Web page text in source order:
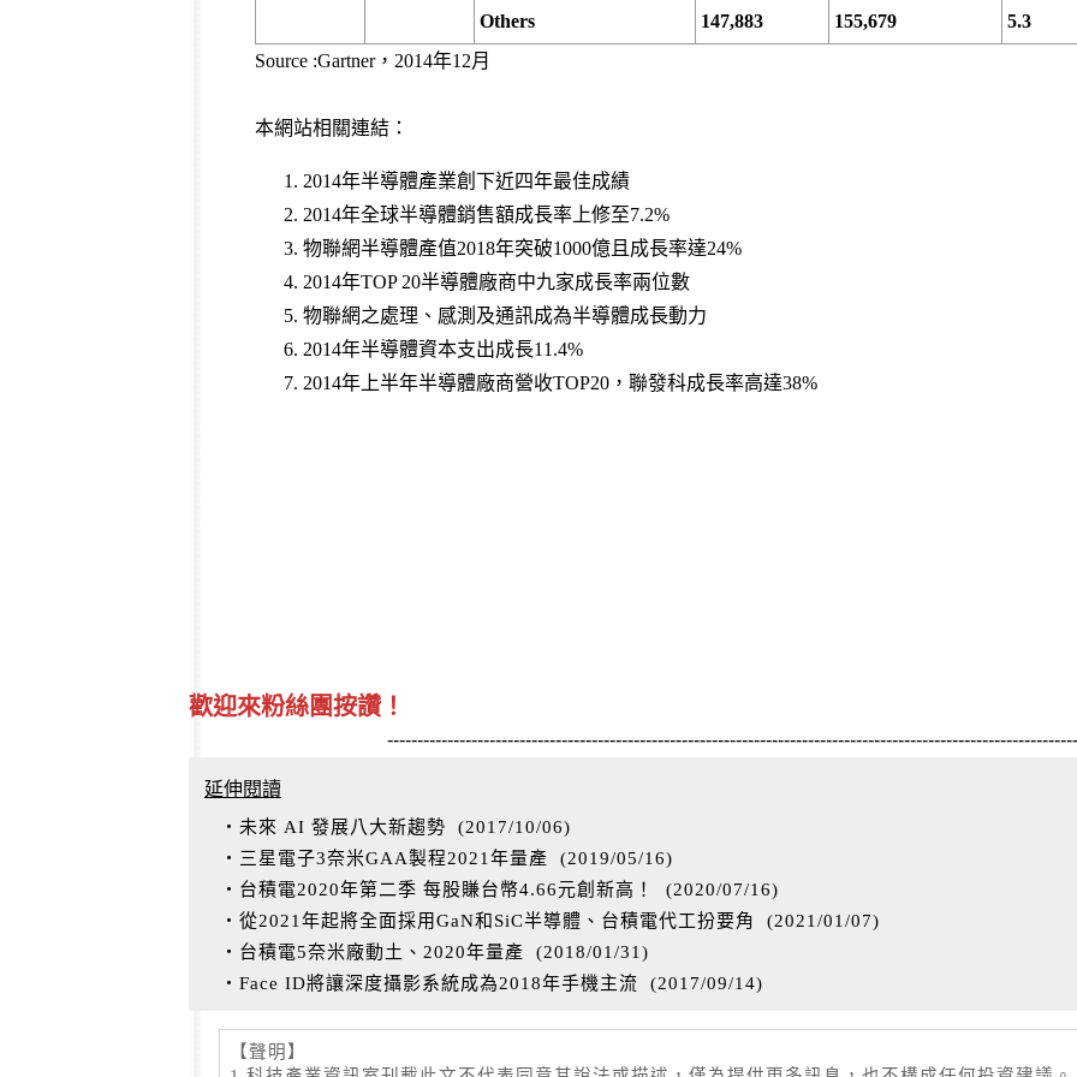
Others 147,883 155,679
5.3
Source :Gartner，2014年12月
本網站相關連結：
2014年半導體產業創下近四年最佳成績
2014年全球半導體銷售額成長率上修至7.2%
物聯網半導體產值2018年突破1000億且成長率達24%
2014年TOP 20半導體廠商中九家成長率兩位數
物聯網之處理、感測及通訊成為半導體成長動力
2014年半導體資本支出成長11.4%
2014年上半年半導體廠商營收TOP20，聯發科成長率高達38%
歡迎來粉絲團按讚！
延伸閱讀
‧未來 AI 發展八大新趨勢 (2017/10/06)
‧三星電子3奈米GAA製程2021年量產 (2019/05/16)
‧台積電2020年第二季 每股賺台幣4.66元創新高！
(2020/07/16)
‧從2021年起將全面採用GaN和SiC半導體、台積電代工扮要角
(2021/01/07)
‧台積電5奈米廠動土、2020年量產 (2018/01/31 )
‧Face ID將讓深度攝影系統成為2018年手機主流 (2017/09/14)
【聲明】